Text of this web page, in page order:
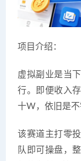
项目介绍：
虚拟副业是当
行。即便收入
十W，依旧是不
该赛道主打零
队即可操盘，